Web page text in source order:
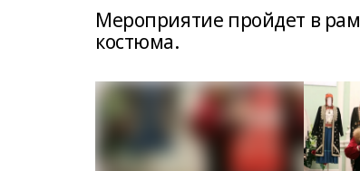
Мероприятие пройдет в
костюма.